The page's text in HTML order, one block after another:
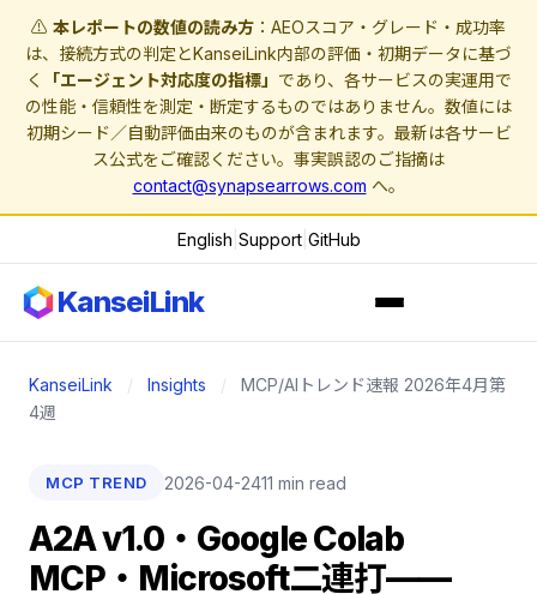
⚠️ 本レポートの数値の読み方 ：AEOスコア・グレード・成功率
は、接続方式の判定とKanseiLink内部の評価・初期データに基づ
く
「エージェント対応度の指標」 であり、各サービスの実運用で
の性能・信頼性を測定・断定するものではありません。数値には
初期シード／自動評価由来のものが含まれます。最新は各サービ
ス公式をご確認ください。事実誤認のご指摘は
contact@synapsearrows.com へ。
English Support| GitHub
KanseiLink
KanseiLink / Insights /
MCP/AIトレンド速報 2026年4月第
4週
MCP TREND 2026-04-2411 min read
A2A v1.0・Google Colab
MCP・Microsoft二連打——